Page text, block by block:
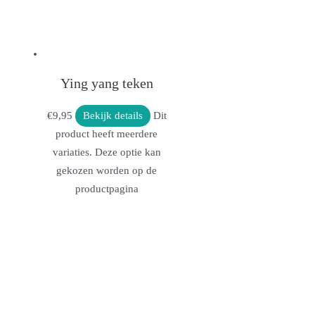
Ying yang teken
€9,95 Bekijk details
Dit
product heeft meerdere
variaties. Deze optie kan
gekozen worden op de
productpagina